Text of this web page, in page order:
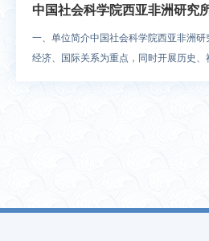
中国社会科学院西亚非洲研究
一、单位简介中国社会科学院西亚非洲
经济、国际关系为重点，同时开展历史